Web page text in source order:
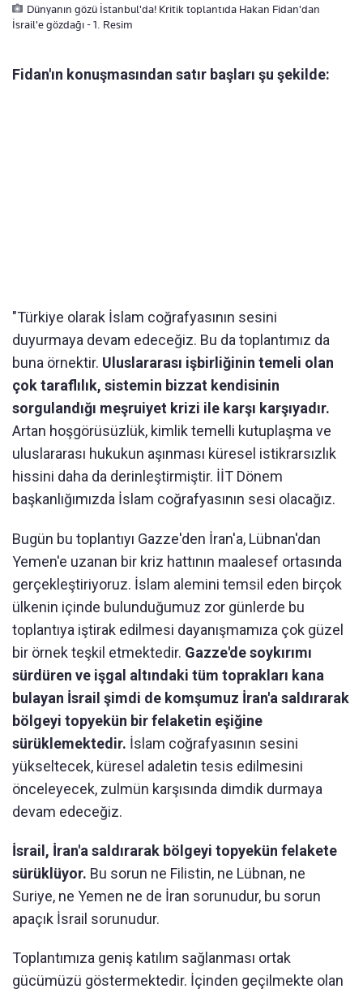
Dünyanın gözü İstanbul'da! Kritik toplantıda Hakan Fidan'dan
İsrail'e gözdağı - 1. Resim
Fidan'ın konuşmasından satır başları şu şekilde:
"Türkiye olarak İslam coğrafyasının sesini
duyurmaya devam edeceğiz. Bu da toplantımız da
buna örnektir. Uluslararası işbirliğinin temeli olan
çok taraflılık, sistemin bizzat kendisinin
sorgulandığı meşruiyet krizi ile karşı karşıyadır.
Artan hoşgörüsüzlük, kimlik temelli kutuplaşma ve
uluslararası hukukun aşınması küresel istikrarsızlık
hissini daha da derinleştirmiştir. İİT Dönem
başkanlığımızda İslam coğrafyasının sesi olacağız.
Bugün bu toplantıyı Gazze'den İran'a, Lübnan'dan
Yemen'e uzanan bir kriz hattının maalesef ortasında
gerçekleştiriyoruz. İslam alemini temsil eden birçok
ülkenin içinde bulunduğumuz zor günlerde bu
toplantıya iştirak edilmesi dayanışmamıza çok güzel
bir örnek teşkil etmektedir. Gazze'de soykırımı
sürdüren ve işgal altındaki tüm toprakları kana
bulayan İsrail şimdi de komşumuz İran'a saldırarak
bölgeyi topyekün bir felaketin eşiğine
sürüklemektedir. İslam coğrafyasının sesini
yükseltecek, küresel adaletin tesis edilmesini
önceleyecek, zulmün karşısında dimdik durmaya
devam edeceğiz.
İsrail, İran'a saldırarak bölgeyi topyekün felakete
sürüklüyor. Bu sorun ne Filistin, ne Lübnan, ne
Suriye, ne Yemen ne de İran sorunudur, bu sorun
apaçık İsrail sorunudur.
Toplantımıza geniş katılım sağlanması ortak
gücümüzü göstermektedir. İçinden geçilmekte olan